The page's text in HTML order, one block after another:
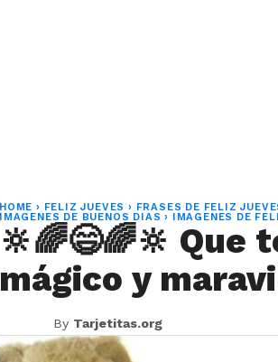
HOME › FELIZ JUEVES › FRASES DE FELIZ
IMAGENES DE BUENOS DIAS › IMAGENES DE
🔆🌈😄🌈🔆 Que
mágico y
By Tarjetitas.org